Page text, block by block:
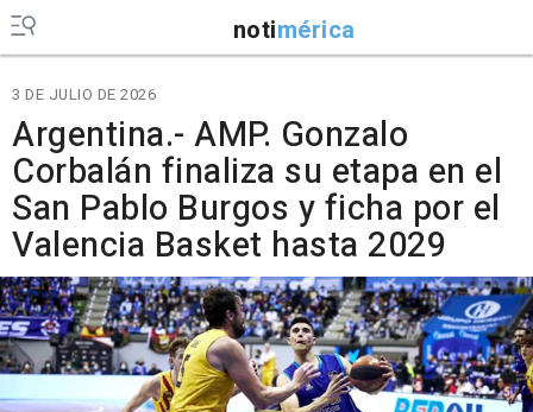
notimérica
3 DE JULIO DE 2026
Argentina.- AMP. Gonzalo
Corbalán finaliza su etapa en el
San Pablo Burgos y ficha por el
Valencia Basket hasta 2029